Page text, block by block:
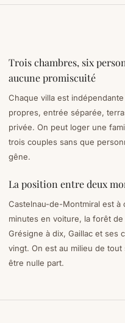
Trois chambres, six
aucune promiscuité
Chaque villa est
propres, entrée séparée,
privée. On peut loger une
trois couples sans que
gêne.
La position entre deux
Castelnau-de-Montmiral est à
minutes en voiture, la forêt de
Grésigne à dix, Gaillac et ses
vingt. On est au milieu de tout
être nulle part.